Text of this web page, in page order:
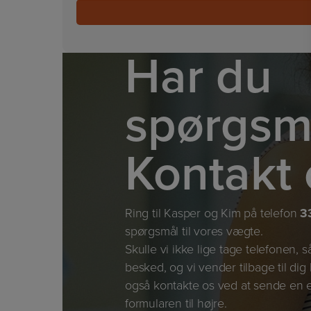
Har du
Kontakt
Ring til Kasper og Kim på telefon
spørgsmål til vores vægte.
Skulle vi ikke lige tage telefonen,
besked, og vi vender tilbage til
også kontakte os ved at sende en
formularen til højre.